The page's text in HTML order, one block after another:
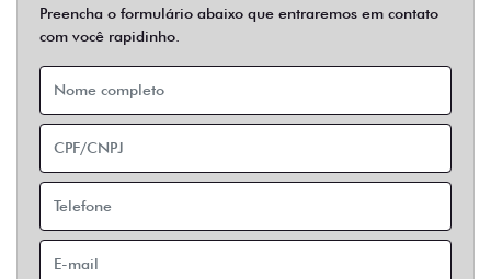
Preencha o formulário abaixo que entraremos em contato
com você rapidinho.